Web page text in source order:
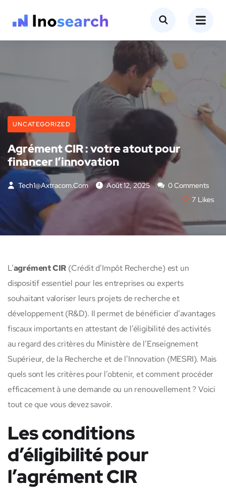
UNCATEGORIZED
Agrément CIR : votre atout pour
financer l’innovation
Tech1@axtracom.com Août 12, 2025
0 Comments
7 Likes
L’agrément CIR (Crédit d’Impôt Recherche) est un
dispositif essentiel pour les entreprises ou experts
souhaitant valoriser leurs projets de recherche et
développement (R&D). Il permet de bénéficier d’avantages
fiscaux importants en attestant de l’éligibilité des activités
au regard des critères du Ministère de l’Enseignement
Supérieur, de la Recherche et de l’Innovation (MESRI). Mais
quels sont les critères pour l’obtenir, et comment procéder
efficacement à une demande ou un renouvellement ? Voici
tout ce que vous devez savoir.
Les conditions
d’éligibilité pour
l’agrément CIR